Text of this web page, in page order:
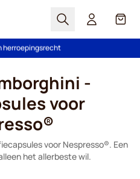
Zoek Cart
vanaf € 49
herroepingsrecht
-
voor
voor Nespresso®. Een
het allerbeste wil.